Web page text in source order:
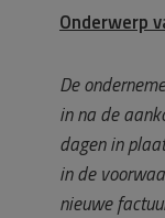
Onderwerp
De
in na de
dagen in
in de
nieuwe